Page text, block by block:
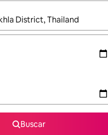
estiverem disponíveis,
Buscar